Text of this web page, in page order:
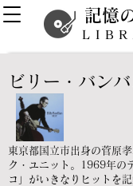
記憶
ビリー・バン
東京都国立市出身の菅原
ク・ユニット。1969年の
コ」がいきなりヒットを